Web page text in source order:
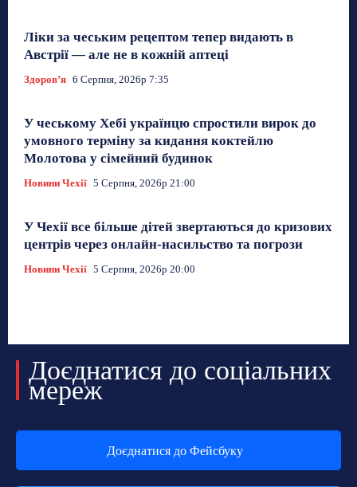
Ліки за чеським рецептом тепер видають в
Австрії — але не в кожній аптеці
Здоровʼя 6 Серпня, 2026р 7:35
У чеському Хебі українцю спростили вирок до
умовного терміну за кидання коктейлю
Молотова у сімейний будинок
Новини Чехії 5 Серпня, 2026р 21:00
У Чехії все більше дітей звертаються до кризових
центрів через онлайн-насильство та погрози
Новини Чехії 5 Серпня, 2026р 20:00
Доєднатися до соціальних
мереж
Доєднатися до Фейсбуку